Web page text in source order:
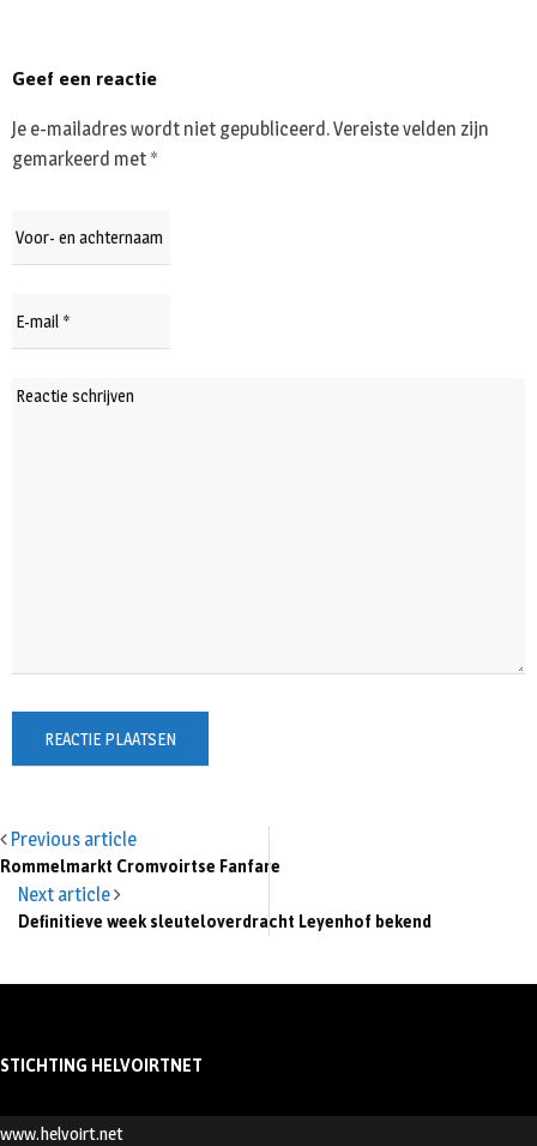
Previous article
Rommelmarkt Cromvoirtse Fanfare
Next article
Definitieve week sleuteloverdracht Leyenhof bekend
Geef een reactie
Je e-mailadres wordt niet gepubliceerd.Vereiste velden zijn
gemarkeerd met *
STICHTING HELVOIRTNET
www.helvoirt.net